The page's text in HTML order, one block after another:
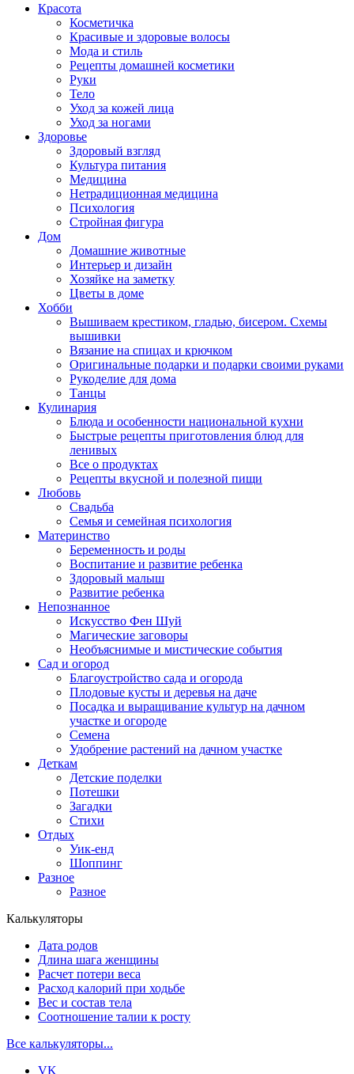
Красота
Косметичка
Красивые и здоровые волосы
Мода и стиль
Рецепты домашней косметики
Руки
Тело
Уход за кожей лица
Уход за ногами
Здоровье
Здоровый взгляд
Культура питания
Медицина
Нетрадиционная медицина
Психология
Стройная фигура
Дом
Домашние животные
Интерьер и дизайн
Хозяйке на заметку
Цветы в доме
Хобби
Вышиваем крестиком, гладью, бисером. Схемы
вышивки
Вязание на спицах и крючком
Оригинальные подарки и подарки своими руками
Рукоделие для дома
Танцы
Кулинария
Блюда и особенности национальной кухни
Быстрые рецепты приготовления блюд для
ленивых
Все о продуктах
Рецепты вкусной и полезной пищи
Любовь
Свадьба
Семья и семейная психология
Материнство
Беременность и роды
Воспитание и развитие ребенка
Здоровый малыш
Развитие ребенка
Непознанное
Искусство Фен Шуй
Магические заговоры
Необъяснимые и мистические события
Сад и огород
Благоустройство сада и огорода
Плодовые кусты и деревья на даче
Посадка и выращивание культур на дачном
участке и огороде
Семена
Удобрение растений на дачном участке
Деткам
Детские поделки
Потешки
Загадки
Стихи
Отдых
Уик-енд
Шоппинг
Разное
Разное
Калькуляторы
Дата родов
Длина шага женщины
Расчет потери веса
Расход калорий при ходьбе
Вес и состав тела
Соотношение талии к росту
Все калькуляторы...
VK